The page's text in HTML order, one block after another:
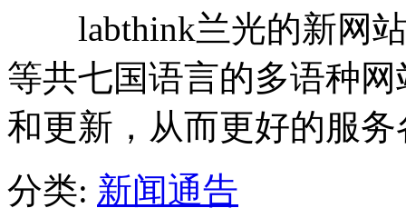
labthink兰光的新网站
等共七国语言的多语种
和更新，从而更好的服
分类: 新闻通告